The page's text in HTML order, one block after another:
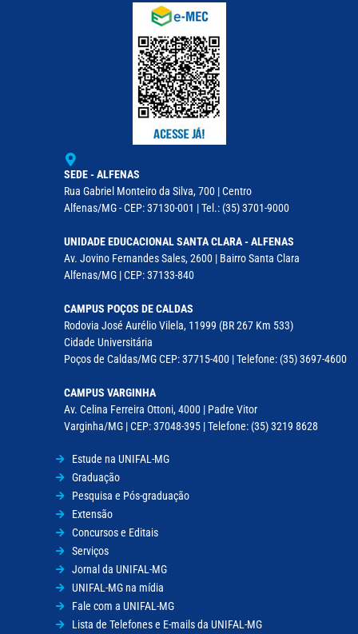
SEDE - ALFENAS
Rua Gabriel Monteiro da Silva, 700 | Centro
Alfenas/MG - CEP: 37130-001 | Tel.: (35) 3701-9000
UNIDADE EDUCACIONAL SANTA CLARA - ALFENAS
Av. Jovino Fernandes Sales, 2600 | Bairro Santa Clara
Alfenas/MG | CEP: 37133-840
CAMPUS POÇOS DE CALDAS
Rodovia José Aurélio Vilela, 11999 (BR 267 Km 533)
Cidade Universitária
Poços de Caldas/MG CEP: 37715-400 | Telefone: (35) 3697-4600
CAMPUS VARGINHA
Av. Celina Ferreira Ottoni, 4000 | Padre Vitor
Varginha/MG | CEP: 37048-395 | Telefone: (35) 3219 8628
Estude na UNIFAL-MG
Graduação
Pesquisa e Pós-graduação
Extensão
Concursos e Editais
Serviços
Jornal da UNIFAL-MG
UNIFAL-MG na mídia
Fale com a UNIFAL-MG
Lista de Telefones e E-mails da UNIFAL-MG